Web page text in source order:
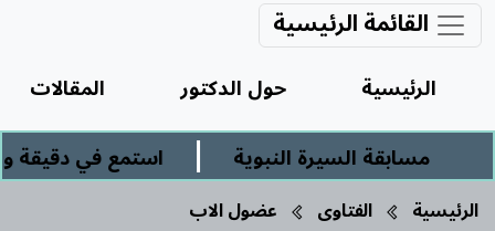
القائمة الرئيسية
الرئيسية حول الدكتور
المقالات
مسابقة السيرة النبوية
| استمع في دقيقة
الرئيسية الفتاوى عضول الاب